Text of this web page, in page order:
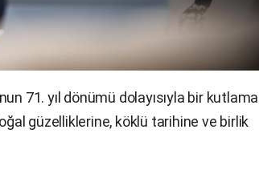
71. yıl dönümü dolayısıyla bir kutlama
güzelliklerine, köklü tarihine ve birlik